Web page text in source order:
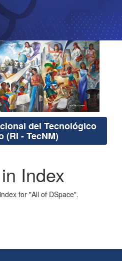
del Tecnológico
(RI - TecNM)
Index
for "All of DSpace".